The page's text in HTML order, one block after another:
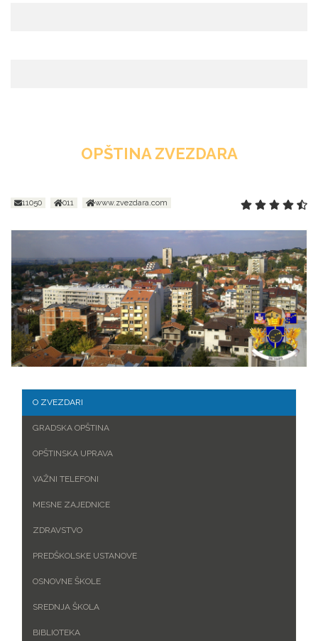
OPŠTINA ZVEZDARA
11050 011 www.zvezdara.com
O ZVEZDARI
GRADSKA OPŠTINA
OPŠTINSKA UPRAVA
VAŽNI TELEFONI
MESNE ZAJEDNICE
ZDRAVSTVO
PREDŠKOLSKE USTANOVE
OSNOVNE ŠKOLE
SREDNJA ŠKOLA
BIBLIOTEKA